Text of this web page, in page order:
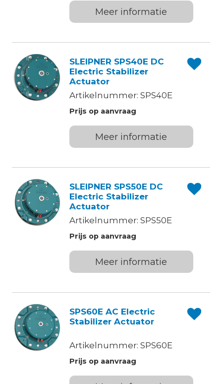
Meer informatie
SLEIPNER SPS40E DC
Electric Stabilizer
Actuator
Artikelnummer: SPS40E
Prijs op aanvraag
Meer informatie
SLEIPNER SPS50E DC
Electric Stabilizer
Actuator
Artikelnummer: SPS50E
Prijs op aanvraag
Meer informatie
SPS60E AC Electric
Stabilizer Actuator
Artikelnummer: SPS60E
Prijs op aanvraag